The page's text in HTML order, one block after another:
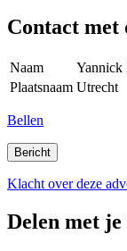
Contact met
Naam
Yannick
Plaatsnaam Utrecht
Bellen
Klacht over deze
Delen met